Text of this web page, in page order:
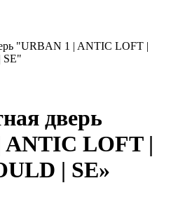
"URBAN 1 | ANTIC LOFT |
SE"
дверь
ANTIC LOFT |
| SE»